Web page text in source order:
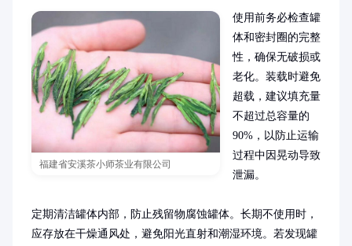
福建省安溪茶小师茶业有限公司
使用前务必检查罐
体和密封圈的完整
性，确保无破损或
老化。装载时避免
超载，建议填充量
不超过总容量的
90%，以防止运输
过程中因晃动导致
泄漏。
定期清洁罐体内部，防止残留物腐蚀罐体。长期不使用时，
应存放在干燥通风处，避免阳光直射和潮湿环境。若发现罐